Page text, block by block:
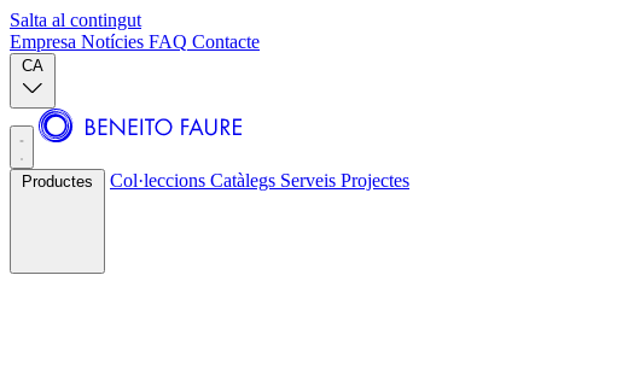
Salta al contingut
Empresa Notícies FAQ Contacte
CA
Productes Col·leccions Catàlegs Serveis Projectes